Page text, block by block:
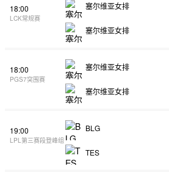
18:00
LCK常规赛
塞尔维亚女排
塞尔维亚女排
18:00
PGS7突围赛
塞尔维亚女排
塞尔维亚女排
19:00
LPL第三赛段登峰组
BLG
TES